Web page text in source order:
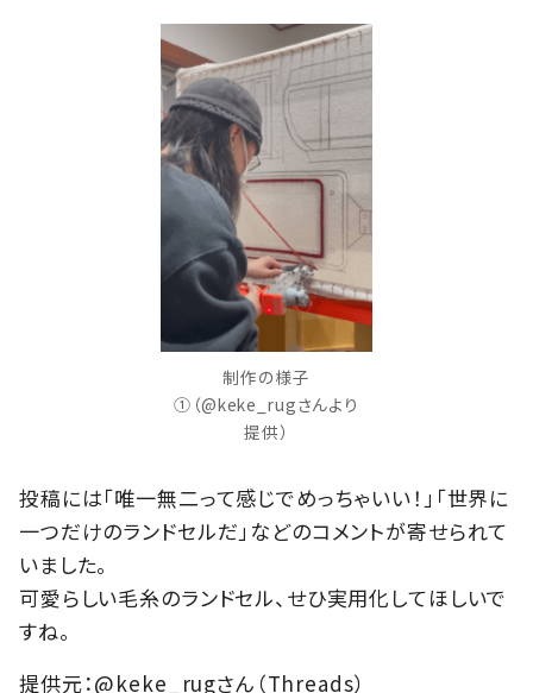
制作の様子
①（@keke_rugさんより
提供）
投稿には「唯一無二って感じでめっちゃいい！」「世界に
一つだけのランドセルだ」などのコメントが寄せられて
いました。
可愛らしい毛糸のランドセル、せひ実用化してほしいで
すね。
提供元：@keke_rugさん（Threads）